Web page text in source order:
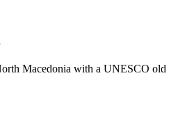
Macedonia with a UNESCO old